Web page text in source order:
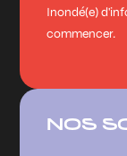
Inondé(e)
commencer.
NOS